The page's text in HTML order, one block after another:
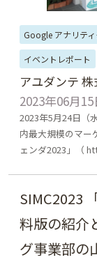
Google アナリティ
イベントレポート
アユダンテ
2023年06月15
2023年5月24日（
内最大規模のマー
ェンダ2023」（
SIMC2023
料版の紹介
グ事業部の